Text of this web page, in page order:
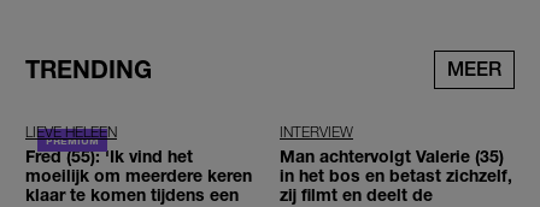
TRENDING MEER
LIEVE HELEEN
Fred (55): 'Ik vind het
moeilijk om meerdere keren
klaar te komen tijdens een
INTERVIEW
Man achtervolgt Valerie (35)
in het bos en betast zichzelf,
zij filmt en deelt de